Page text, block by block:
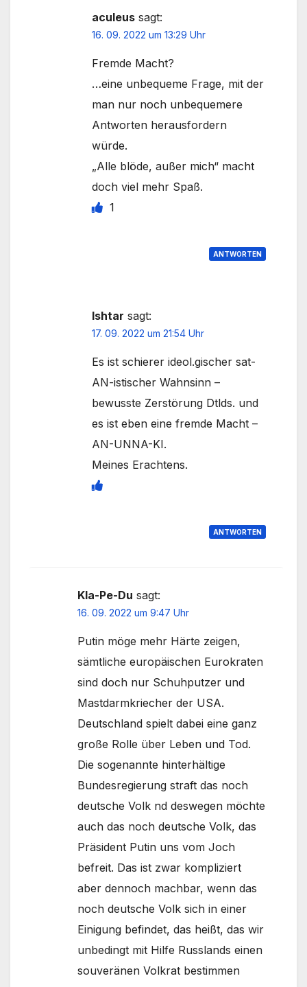
aculeus sagt:
16. 09. 2022 um 13:29 Uhr
Fremde Macht?
…eine unbequeme Frage, mit der
man nur noch unbequemere
Antworten herausfordern
würde.
„Alle blöde, außer mich“ macht
doch viel mehr Spaß.
1
ANTWORTEN
Ishtar sagt:
17. 09. 2022 um 21:54 Uhr
Es ist schierer ideol.gischer sat-
AN-istischer Wahnsinn –
bewusste Zerstörung Dtlds. und
es ist eben eine fremde Macht –
AN-UNNA-KI.
Meines Erachtens.
ANTWORTEN
Kla-Pe-Du sagt:
16. 09. 2022 um 9:47 Uhr
Putin möge mehr Härte zeigen,
sämtliche europäischen Eurokraten
sind doch nur Schuhputzer und
Mastdarmkriecher der USA.
Deutschland spielt dabei eine ganz
große Rolle über Leben und Tod.
Die sogenannte hinterhältige
Bundesregierung straft das noch
deutsche Volk nd deswegen möchte
auch das noch deutsche Volk, das
Präsident Putin uns vom Joch
befreit. Das ist zwar kompliziert
aber dennoch machbar, wenn das
noch deutsche Volk sich in einer
Einigung befindet, das heißt, das wir
unbedingt mit Hilfe Russlands einen
souveränen Volkrat bestimmen